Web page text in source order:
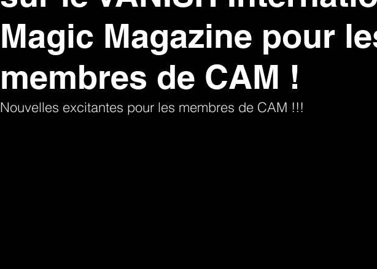
Magic Magazine pour
membres de CAM !
Nouvelles excitantes pour les membres de CAM !!!